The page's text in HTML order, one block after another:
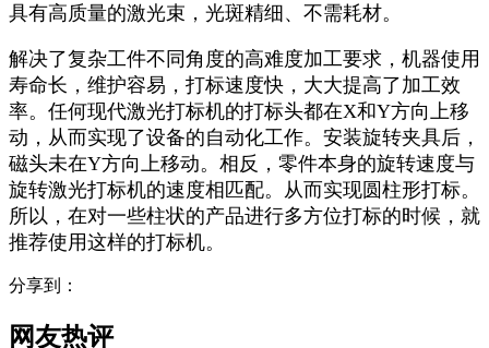
具有高质量的激光束，光斑精细、不需耗材。
解决了复杂工件不同角度的高难度加工要求，机器使用
寿命长，维护容易，打标速度快，大大提高了加工效
率。 任何现代激光打标机的打标头都在X和Y方向上移
动，从而实现了设备的自动化工作。安装旋转夹具后，
磁头未在Y方向 上移动。相反，零件本身的旋转速度与
旋转激光打标机的速度相匹配。从而实现圆柱形打标。
所以，在对一些柱状的产品进行多方位打标的时候，就
推荐使用这样的打标机。
分享到：
网友热评